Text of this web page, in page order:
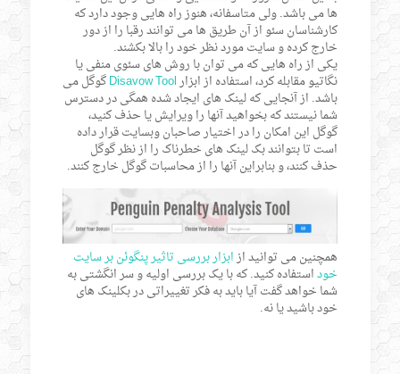
ها می باشد. ولی متاسفانه، هنوز راه هایی وجود دارد که
کارشناسان سئو از آن طریق ها می توانند رقبا را از دور
خارج کرده و سایت مورد نظر خود را بالا بکشند.
یکی از راه هایی که می توان با روش های سئوی منفی یا
نگاتیو مقابله کرد، استفاده از ابزارDisavow Toolگوگل می
باشد. از آنجایی که لینک های ایجاد شده همگی در دسترس
شما نیستند که بخواهید آنها را ویرایش یا حذف کنید،
گوگل این امکان را در اختیار صاحبان وبسایت قرار داده
است تا بتوانند بک لینک های خطرناک را از نظر گوگل
حذف کنند، و بنابراین آنها را از محاسبات گوگل خارج کنند.
همچنین می توانید ازابزار بررسی تاثیر پنگوئن بر سایت
خوداستفاده کنید. که با یک بررسی اولیه و سر انگشتی به
شما خواهد گفت آیا باید به فکر تغییراتی در بکلینک های
خود باشید یا نه.